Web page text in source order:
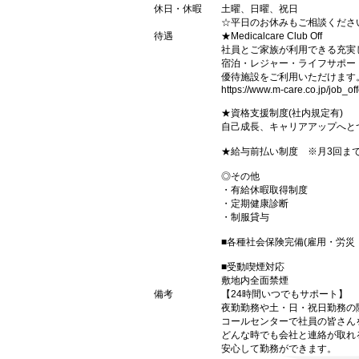
休日・休暇
土曜、日曜、祝日
☆平日のお休みもご相談くださ
待遇
★Medicalcare Club Off
社員とご家族が利用できる充
宿泊・レジャー・ライフサポ
優待施設をご利用いただけます
https://www.m-care.co.jp/
★資格支援制度(社内規定有)
自己成長、キャリアアップへ
★給与前払い制度 ※月3回ま
◎その他
・有給休暇取得制度
・定期健康診断
・制服貸与
■各種社会保険完備(雇用・労災
■受動喫煙対応
敷地内全面禁煙
備考
【24時間いつでもサポート】
夜勤勤務や土・日・祝日勤務の
コールセンターで社員の皆さ
どんな時でも会社と連絡が取れ
安心して勤務ができます。